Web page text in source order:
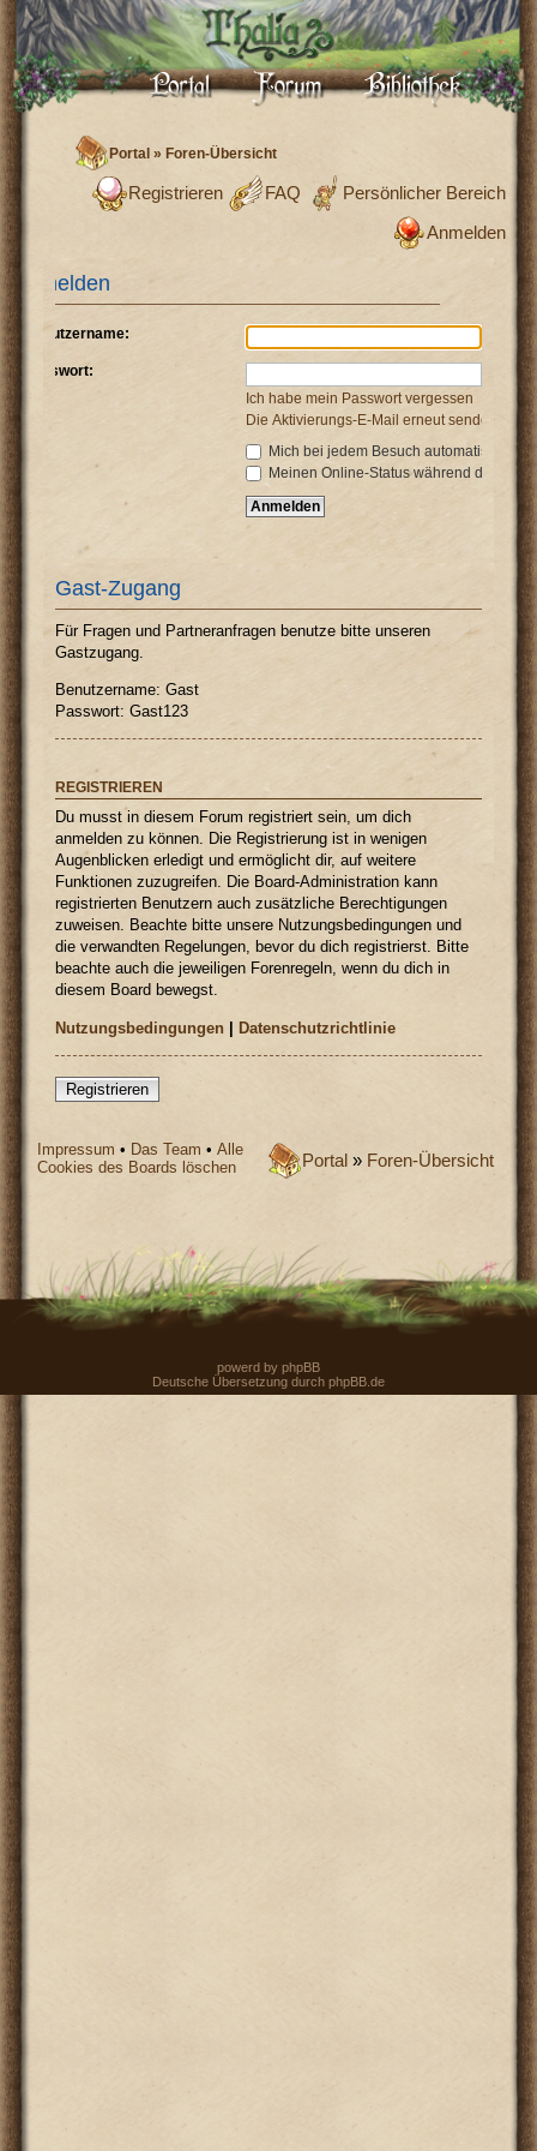
Portal »Foren-Übersicht
Persönlicher Bereich
FAQ
Registrieren
Anmelden
Anmelden
Benutzername:
Passwort:
Ich habe mein Passwort vergessen
Die Aktivierungs-E-Mail erneut senden
Mich bei jedem Besuch automatisch
Meinen Online-Status während dieser
Gast-Zugang
Für Fragen und Partneranfragen benutze bitte unseren
Gastzugang.
Benutzername: Gast
Passwort: Gast123
REGISTRIEREN
Du musst in diesem Forum registriert sein, um dich
anmelden zu können. Die Registrierung ist in wenigen
Augenblicken erledigt und ermöglicht dir, auf weitere
Funktionen zuzugreifen. Die Board-Administration kann
registrierten Benutzern auch zusätzliche Berechtigungen
zuweisen. Beachte bitte unsere Nutzungsbedingungen und
die verwandten Regelungen, bevor du dich registrierst. Bitte
beachte auch die jeweiligen Forenregeln, wenn du dich in
diesem Board bewegst.
Nutzungsbedingungen |Datenschutzrichtlinie
Registrieren
Portal » Foren-Übersicht
Impressum • Das Team •Alle
Cookies des Boards löschen
powerd by phpBB
Deutsche Übersetzung durch phpBB.de